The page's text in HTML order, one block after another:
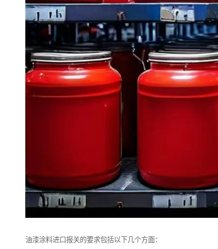
油漆涂料进口报关的要求包括以下几个方面：